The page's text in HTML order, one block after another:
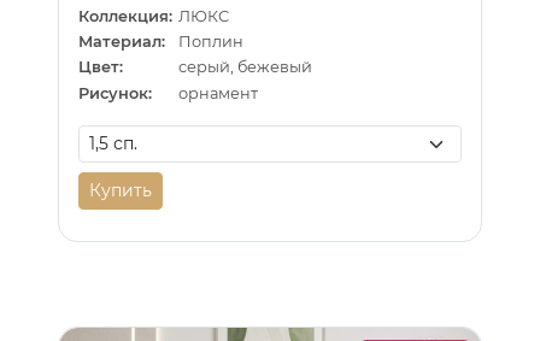
Коллекция: ЛЮКС
Материал:
Поплин
Цвет:
серый, бежевый
Рисунок:
орнамент
Купить